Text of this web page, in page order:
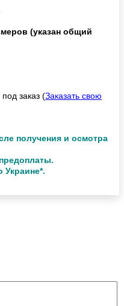
(указан общий
заказ (Заказать свою
получения и осмотра
Украине*.